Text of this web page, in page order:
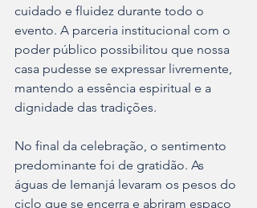
cuidado e fluidez durante todo o
evento. A parceria institucional com o
poder público possibilitou que nossa
casa pudesse se expressar livremente,
mantendo a essência espiritual e a
dignidade das tradições.
No final da celebração, o sentimento
predominante foi de gratidão. As
águas de Iemanjá levaram os pesos do
ciclo que se encerra e abriram espaço